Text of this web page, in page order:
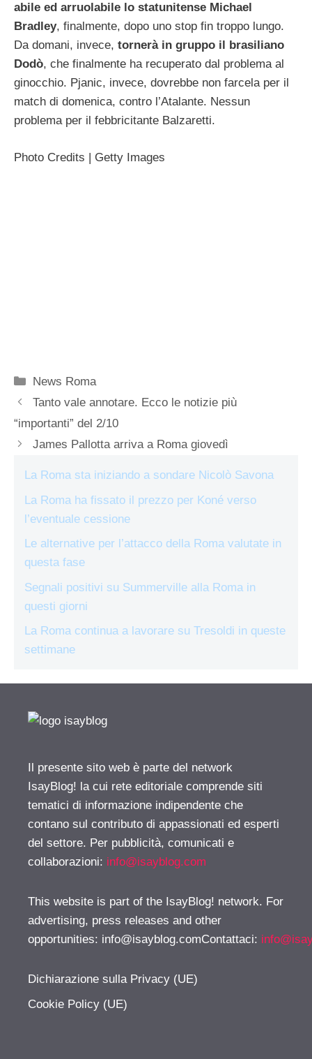
abile ed arruolabile lo statunitense Michael
Bradley, finalmente, dopo uno stop fin troppo lungo.
Da domani, invece, tornerà in gruppo il brasiliano
Dodò, che finalmente ha recuperato dal problema al
ginocchio. Pjanic, invece, dovrebbe non farcela per il
match di domenica, contro l’Atalante. Nessun
problema per il febbricitante Balzaretti.
Photo Credits | Getty Images
Categorie
News Roma
Tanto vale annotare. Ecco le notizie più
“importanti” del 2/10
James Pallotta arriva a Roma giovedì
La Roma sta iniziando a sondare Nicolò Savona
La Roma ha fissato il prezzo per Koné verso
l’eventuale cessione
Le alternative per l’attacco della Roma valutate in
questa fase
Segnali positivi su Summerville alla Roma in
questi giorni
La Roma continua a lavorare su Tresoldi in queste
settimane
Il presente sito web è parte del network
IsayBlog! la cui rete editoriale comprende siti
tematici di informazione indipendente che
contano sul contributo di appassionati ed esperti
del settore. Per pubblicità, comunicati e
collaborazioni: info@isayblog.com
This website is part of the IsayBlog! network. For
advertising, press releases and other
opportunities: info@isayblog.comContattaci:
Dichiarazione sulla Privacy (UE)
Cookie Policy (UE)